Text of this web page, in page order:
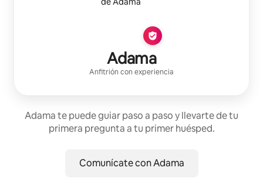
Adama
Anfitrión con experiencia
Adama te puede guiar paso a paso y llevarte de tu
primera pregunta a tu primer huésped.
Comunícate con Adama